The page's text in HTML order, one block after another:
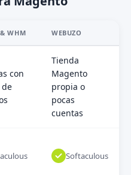
WHM WEBUZO
con
Tienda
Magento
propia o
pocas
cuentas
Softaculous